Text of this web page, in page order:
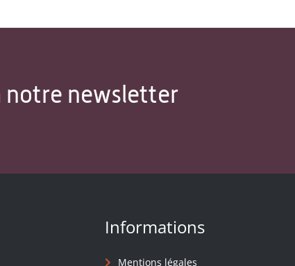
notre newsletter
Informations
Mentions légales